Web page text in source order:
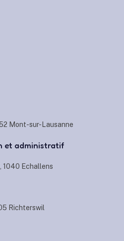
Mont-sur-Lausanne
et administratif
1040 Echallens
Richterswil